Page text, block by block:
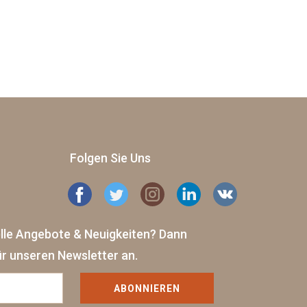
Folgen Sie Uns
Angebote & Neuigkeiten? Dann
unseren Newsletter an.
ABONNIEREN